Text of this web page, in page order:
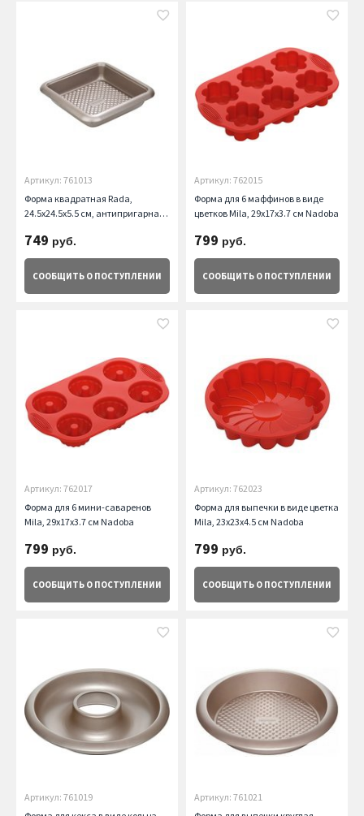
Артикул: 761013
Форма квадратная Rada,
24.5х24.5х5.5 см, антипригарная
749 руб.
СООБЩИТЬ О ПОСТУПЛЕНИИ
Артикул: 762015
Форма для 6 маффинов в виде
цветков Mila, 29x17x3.7 см Nadoba
799 руб.
СООБЩИТЬ О ПОСТУПЛЕНИИ
Артикул: 762017
Форма для 6 мини-саваренов
Mila, 29x17x3.7 см Nadoba
799 руб.
СООБЩИТЬ О ПОСТУПЛЕНИИ
Артикул: 762023
Форма для выпечки в виде цветка
Mila, 23x23x4.5 см Nadoba
799 руб.
СООБЩИТЬ О ПОСТУПЛЕНИИ
Артикул: 761019
Артикул: 761021